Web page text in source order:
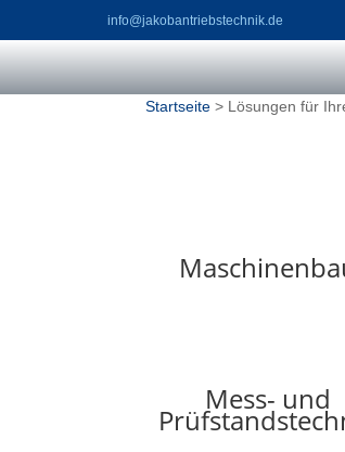
info@jakobantriebstechnik.de
Startseite > Lösungen für
Mess- und